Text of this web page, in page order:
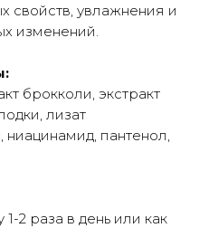
свойств, увлажнения и
изменений.
брокколи, экстракт
лизат
пантенол,
2 раза в день или как